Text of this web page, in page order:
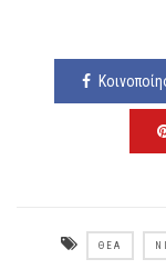
ΘΈΑ